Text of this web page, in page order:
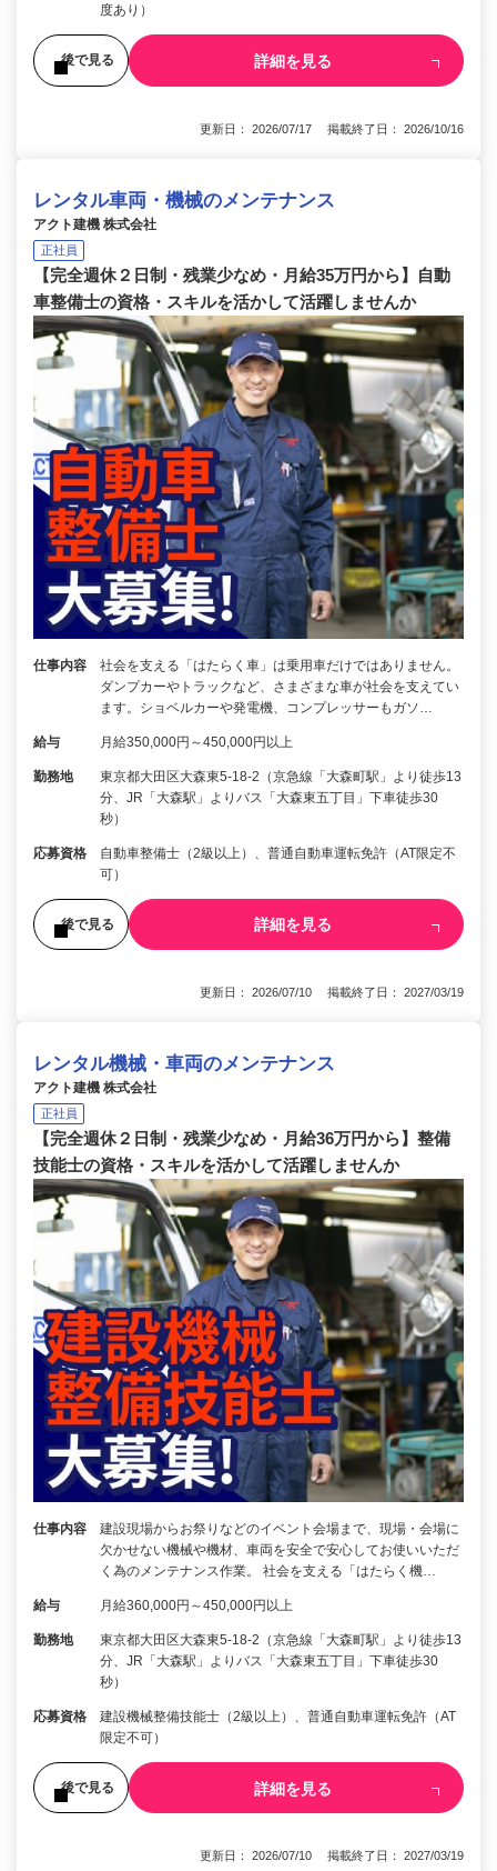
度あり）
後で見る 詳細を見る
更新日： 2026/07/17 掲載終了日： 2026/10/16
レンタル車両・機械のメンテナンス
アクト建機 株式会社
正社員
【完全週休２日制・残業少なめ・月給35万円から】自動
車整備士の資格・スキルを活かして活躍しませんか
仕事内容
社会を支える「はたらく車」は乗用車だけではありません。
ダンプカーやトラックなど、さまざまな車が社会を支えてい
ます。ショベルカーや発電機、コンプレッサーもガソ…
給与 月給350,000円～450,000円以上
勤務地
東京都大田区大森東5-18-2（京急線「大森町駅」より徒歩13
分、JR「大森駅」よりバス「大森東五丁目」下車徒歩30
秒）
応募資格
自動車整備士（2級以上）、普通自動車運転免許（AT限定不
可）
後で見る 詳細を見る
更新日： 2026/07/10 掲載終了日： 2027/03/19
レンタル機械・車両のメンテナンス
アクト建機 株式会社
正社員
【完全週休２日制・残業少なめ・月給36万円から】整備
技能士の資格・スキルを活かして活躍しませんか
仕事内容
建設現場からお祭りなどのイベント会場まで、現場・会場に
欠かせない機械や機材、車両を安全で安心してお使いいただ
く為のメンテナンス作業。 社会を支える「はたらく機…
給与 月給360,000円～450,000円以上
勤務地
東京都大田区大森東5-18-2（京急線「大森町駅」より徒歩13
分、JR「大森駅」よりバス「大森東五丁目」下車徒歩30
秒）
応募資格
建設機械整備技能士（2級以上）、普通自動車運転免許（AT
限定不可）
後で見る 詳細を見る
更新日： 2026/07/10 掲載終了日： 2027/03/19